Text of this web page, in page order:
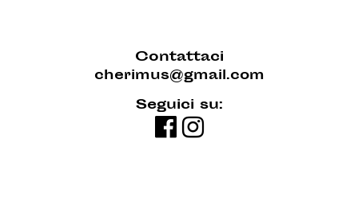
Contattaci
cherimus@gmail.com
Seguici su: